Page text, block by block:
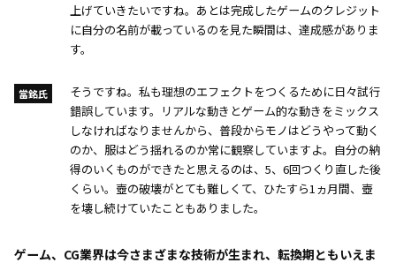
上げていきたいですね。あとは完成したゲームのクレジット
に自分の名前が載っているのを見た瞬間は、達成感がありま
す。
當銘氏
そうですね。私も理想のエフェクトをつくるために日々試行
錯誤しています。リアルな動きとゲーム的な動きをミックス
しなければなりませんから、普段からモノはどうやって動く
のか、服はどう揺れるのか常に観察していますよ。自分の納
得のいくものができたと思えるのは、5、6回つくり直した後
くらい。壺の破壊がとても難しくて、ひたすら1ヵ月間、壺
を壊し続けていたこともありました。
ゲーム、CG業界は今さまざまな技術が生まれ、転換期ともいえま